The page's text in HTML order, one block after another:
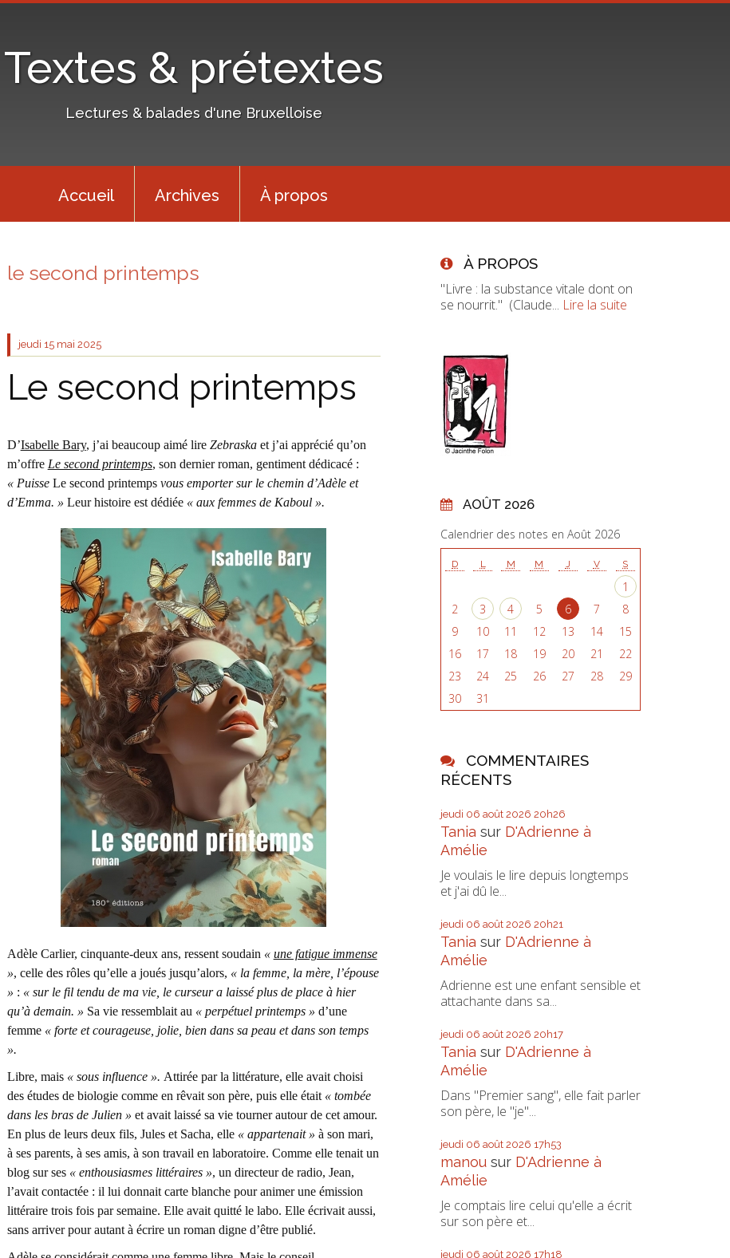
Textes & prétextes
Lectures & balades d'une Bruxelloise
Accueil Archives À propos
le second printemps
jeudi 15 mai 2025
Le second printemps
D’Isabelle Bary, j’ai beaucoup aimé lire Zebraskaet j’ai apprécié qu’on
m’offre Le second printemps, son dernier roman, gentiment dédicacé :
« Puisse Le second printempsvous emporter sur le chemin d’Adèle et
d’Emma. » Leur histoire est dédiée « aux femmes de Kaboul ».
Adèle Carlier, cinquante-deux ans, ressent soudain « une fatigue immense
», celle des rôles qu’elle a joués jusqu’alors, « la femme, la mère, l’épouse
» : « sur le fil tendu de ma vie, le curseur a laissé plus de place à hier
qu’à demain. » Sa vie ressemblait au « perpétuel printemps » d’une
femme « forte et courageuse, jolie, bien dans sa peau et dans son temps
».
Libre, mais « sous influence ». Attirée par la littérature, elle avait choisi
des études de biologie comme en rêvait son père, puis elle était « tombée
dans les bras de Julien » et avait laissé sa vie tourner autour de cet amour.
En plus de leurs deux fils, Jules et Sacha, elle « appartenait » à son mari,
à ses parents, à ses amis, à son travail en laboratoire. Comme elle tenait un
blog sur ses « enthousiasmes littéraires », un directeur de radio, Jean,
l’avait contactée : il lui donnait carte blanche pour animer une émission
littéraire trois fois par semaine. Elle avait quitté le labo. Elle écrivait aussi,
sans arriver pour autant à écrire un roman digne d’être publié.
À PROPOS
"Livre : la substance vitale dont on
se nourrit." (Claude... Lire la suite
AOÛT 2026
Calendrier des notes en Août 2026
D L M M J V S
1
2
3 4 5 6 7
8
9
10 11 12 13 14
15
16
17 18 19 20 21
22
23
24 25 26 27 28
29
30
31
COMMENTAIRES
RÉCENTS
jeudi 06 août 2026 20h26
Tania sur D'Adrienne à
Amélie
Je voulais le lire depuis longtemps
et j'ai dû le...
jeudi 06 août 2026 20h21
Tania sur D'Adrienne à
Amélie
Adrienne est une enfant sensible et
attachante dans sa...
jeudi 06 août 2026 20h17
Tania sur D'Adrienne à
Amélie
Dans "Premier sang", elle fait parler
son père, le "je"...
jeudi 06 août 2026 17h53
manousur D'Adrienne à
Amélie
Je comptais lire celui qu'elle a écrit
sur son père et...
jeudi 06 août 2026 17h18